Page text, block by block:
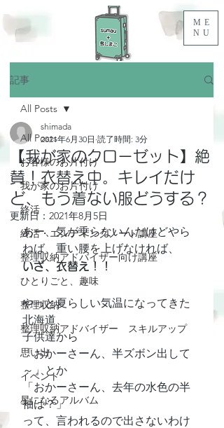
ME
NU
記事
All Posts
お客様のお片付け
我が家のお片付け
終活
終活・エンディングノート講座
整理収納アドバイザー向け講座
ひとりごと、趣味
整理収納
整理収納アドバイザー スキルアップ
思い出
イベント
星になるアルバム
All Posts
【我が家のクローゼット】絶
賛！衣替え中。キレイだけ
ど、もう着ない服どうする？
shimada
2021年6月30日 読了時間: 3分
更新日： 2021年8月5日
あー、気が乗らないんだけどやら
ねば、重い腰を上げなければ、
いざ、衣替え！！
やっと夏らしい気温になってきた
北海道、
子供達から
「おかーさーん、半ズボン出して
～」とか
「おかーさーん、去年の水色の半
袖は？」
って、言われるので出さないわけ